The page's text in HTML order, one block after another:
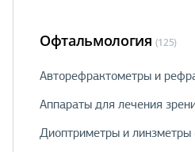
Офтальмология (125)
Авторефрактометры и
Аппараты для лечения
Диоптриметры и линзметры